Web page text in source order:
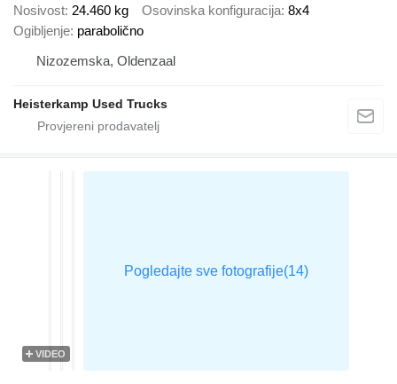
Nosivost 24.460 kg Osovinska konfiguracija 8x4
Ogibljenje parabolično
Nizozemska, Oldenzaal
Heisterkamp Used Trucks
VIDEO